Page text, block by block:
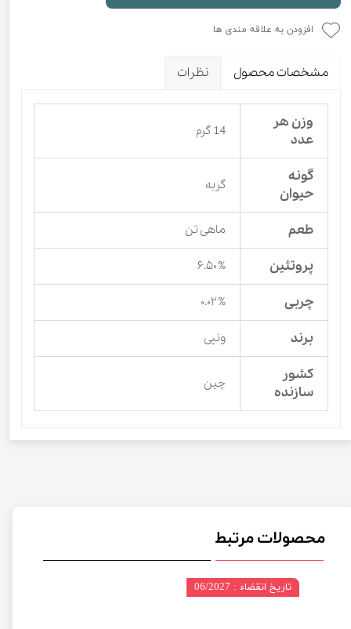
افزودن به علاقه مندی ها
مشخصات محصول نظرات
وزن هر
عدد
14 گرم
گونه
حیوان
گربه
طعم ماهی تن
پروتئین ۶.۵۰%
چربی ۰.۰۲%
برند ونپی
کشور
سازنده
چین
محصولات مرتبط
تاریخ انقضاء : 06/2027